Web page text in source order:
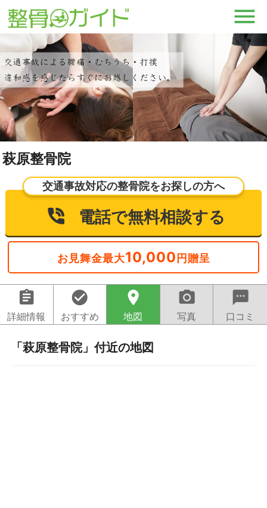
萩原整骨院
交通事故対応の整骨院をお探しの方へ
電話で無料相談する
お見舞金最大10,000 円贈呈
assignment
詳細情報
check_circle
おすすめ
location_on
地図
camera_alt
写真
sms
口コミ
「萩原整骨院」付近の地図